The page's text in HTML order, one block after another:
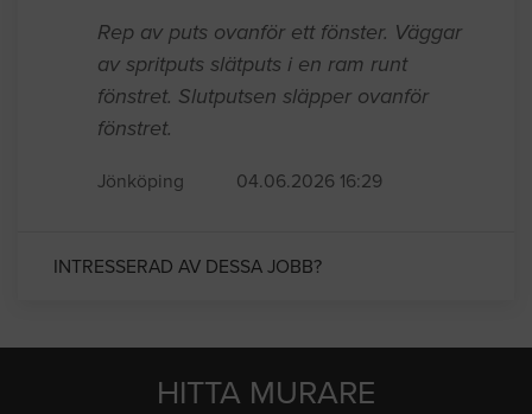
Rep av puts ovanför ett fönster. Väggar
av spritputs slätputs i en ram runt
fönstret. Slutputsen släpper ovanför
fönstret.
Jönköping 04.06.2026 16:29
INTRESSERAD AV DESSA JOBB?
HITTA MURARE